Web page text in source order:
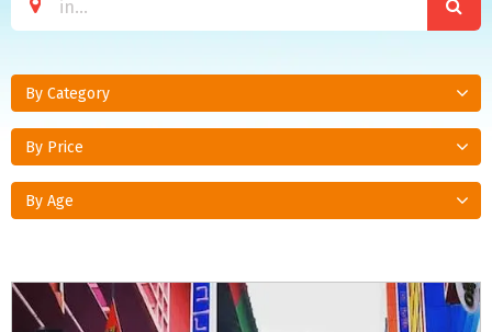
By Category
By Price
By Age